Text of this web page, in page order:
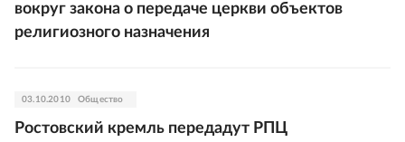
вокруг закона о передаче церкви объектов
религиозного назначения
03.10.2010 Общество
Ростовский кремль передадут РПЦ